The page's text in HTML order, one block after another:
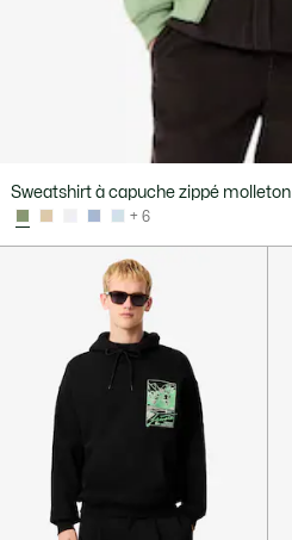
Sweatshirt à capuche zippé molleton
+ 6